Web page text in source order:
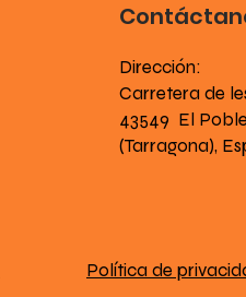
Dirección:
Carretera de
43549 El
(Tarragona),
Política de